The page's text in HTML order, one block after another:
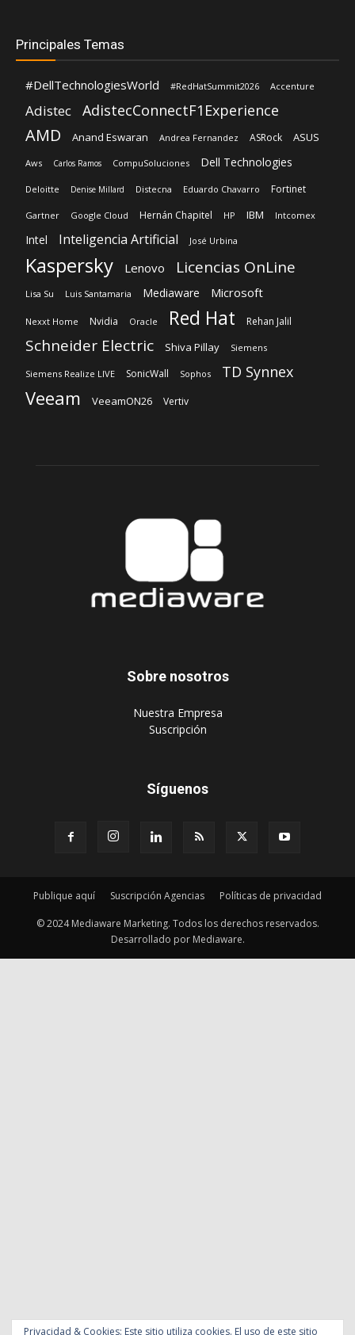
Principales Temas
#DellTechnologiesWorld #RedHatSummit2026 Accenture
Adistec AdistecConnectF1Experience
AMD Anand Eswaran Andrea Fernandez ASRock ASUS
Aws Carlos Ramos CompuSoluciones Dell Technologies
Deloitte Denise Millard Distecna Eduardo Chavarro Fortinet
Gartner Google Cloud Hernán Chapitel HP IBM Intcomex
Intel Inteligencia Artificial José Urbina
Kaspersky Lenovo Licencias OnLine
Lisa Su Luis Santamaria Mediaware Microsoft
Nexxt Home Nvidia Oracle Red Hat Rehan Jalil
Schneider Electric Shiva Pillay Siemens
Siemens Realize LIVE SonicWall Sophos TD Synnex
Veeam VeeamON26 Vertiv
Sobre nosotros
‎Nuestra Empresa
‎Suscripción
Síguenos
Publique aquí Suscripción Agencias Políticas de privacidad
© 2024 Mediaware Marketing. Todos los derechos reservados.
Desarrollado por Mediaware.
Privacidad & Cookies: Este sitio utiliza cookies. El uso de este sitio